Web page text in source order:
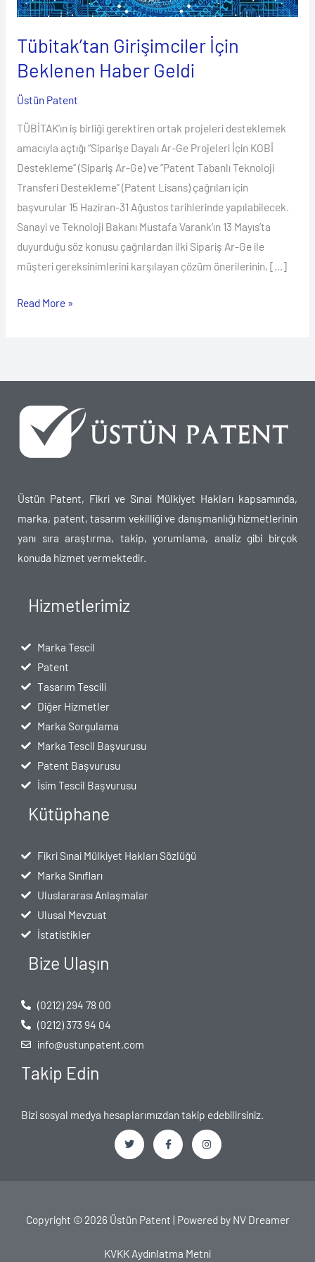
Tübitak’tan Girişimciler İçin
Beklenen Haber Geldi
Üstün Patent
TÜBİTAK’ın iş birliği gerektiren ortak projeleri desteklemek
amacıyla açtığı “Siparişe Dayalı Ar-Ge Projeleri İçin KOBİ
Destekleme” (Sipariş Ar-Ge) ve “Patent Tabanlı Teknoloji
Transferi Destekleme” (Patent Lisans) çağrıları için
başvurular 15 Haziran-31 Ağustos tarihlerinde yapılabilecek.
Sanayi ve Teknoloji Bakanı Mustafa Varank’ın 13 Mayıs’ta
duyurduğu söz konusu çağrılardan ilki Sipariş Ar-Ge ile
müşteri gereksinimlerini karşılayan çözüm önerilerinin, […]
Geldi
Read More »
Üstün Patent, Fikri ve Sınai Mülkiyet Hakları kapsamında,
marka, patent, tasarım vekilliği ve danışmanlığı hizmetlerinin
yanı sıra araştırma, takip, yorumlama, analiz gibi birçok
konuda hizmet vermektedir.
Hizmetlerimiz
Marka Tescil
Patent
Tasarım Tescili
Diğer Hizmetler
Marka Sorgulama
Marka Tescil Başvurusu
Patent Başvurusu
İsim Tescil Başvurusu
Kütüphane
Fikri Sınai Mülkiyet Hakları Sözlüğü
Marka Sınıfları
Uluslararası Anlaşmalar
Ulusal Mevzuat
İstatistikler
Bize Ulaşın
(0212) 294 78 00
(0212) 373 94 04
info@ustunpatent.com
Takip Edin
Bizi sosyal medya hesaplarımızdan takip edebilirsiniz.
T
r
F
o
f
I
r
Copyright © 2026 Üstün Patent | Powered by NV Dreamer
KVKK Aydınlatma Metni